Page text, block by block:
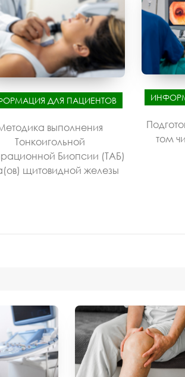
ДЛЯ ПАЦИЕНТОВ
выполнения
Тонкоигольной
Биопсии (ТАБ)
щитовидной железы
том